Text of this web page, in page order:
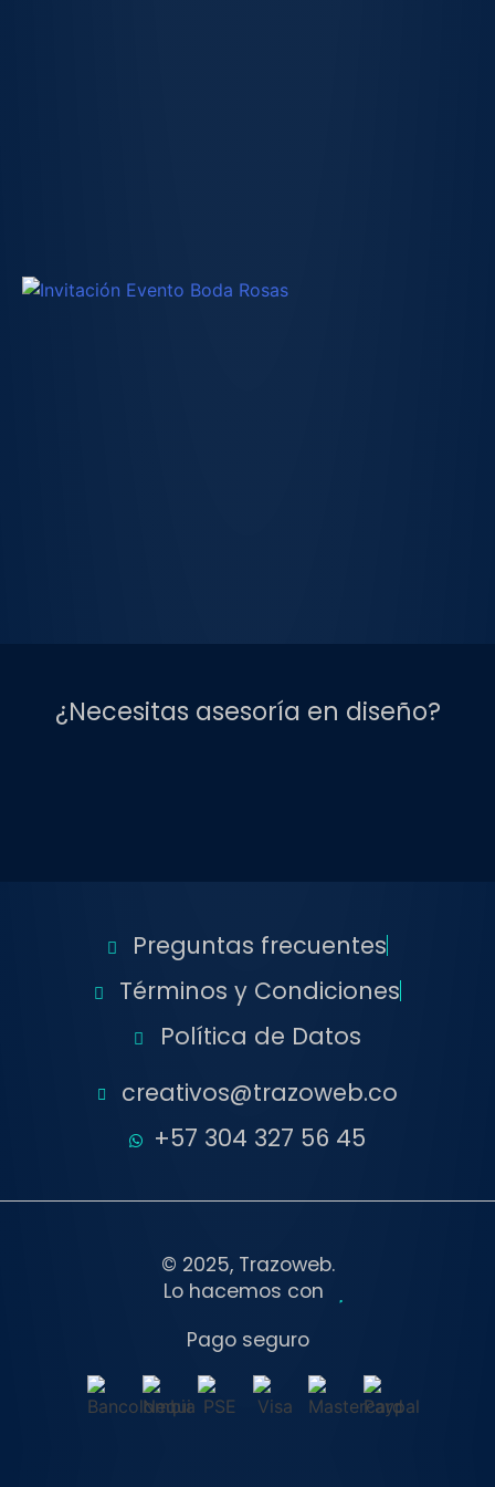
¿Necesitas asesoría en diseño?
Preguntas frecuentes
Términos y Condiciones
Política de Datos
creativos@trazoweb.co
+57 304 327 56 45
© 2025, Trazoweb.
Lo hacemos con
Pago seguro